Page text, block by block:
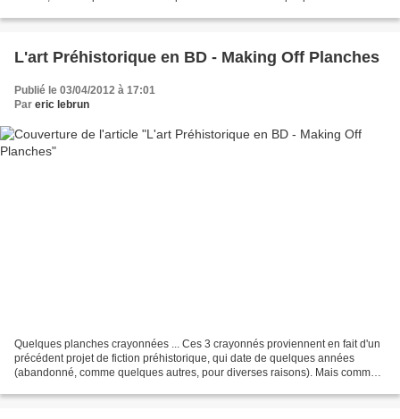
L'art Préhistorique en BD - Making Off Planches
Publié le 03/04/2012 à 17:01
Par eric lebrun
Quelques planches crayonnées ... Ces 3 crayonnés proviennent en fait d'un
précédent projet de fiction préhistorique, qui date de quelques années
(abandonné, comme quelques autres, pour diverses raisons). Mais comme